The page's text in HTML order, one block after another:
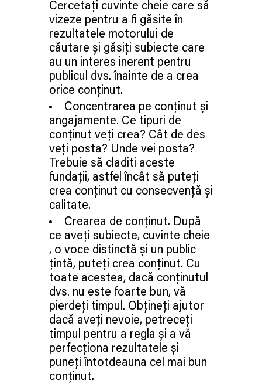
Cercetați cuvinte cheie care să
vizeze pentru a fi găsite în
rezultatele motorului de
căutare și găsiți subiecte care
au un interes inerent pentru
publicul dvs. înainte de a crea
orice conținut.
Concentrarea pe conținut și
angajamente. Ce tipuri de
conținut veți crea? Cât de des
veți posta? Unde vei posta?
Trebuie să claditi aceste
fundații, astfel încât să puteți
crea conținut cu consecvență și
calitate.
Crearea de conținut. După
ce aveți subiecte, cuvinte cheie
, o voce distinctă și un public
țintă, puteți crea conținut. Cu
toate acestea, dacă conținutul
dvs. nu este foarte bun, vă
pierdeți timpul. Obțineți ajutor
dacă aveți nevoie, petreceți
timpul pentru a regla și a vă
perfecționa rezultatele și
puneți întotdeauna cel mai bun
conținut.